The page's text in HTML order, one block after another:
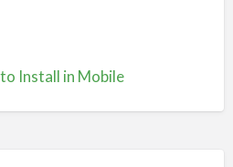
Install in Mobile